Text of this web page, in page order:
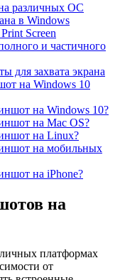
различных ОС
в Windows
Screen
и частичного
для захвата экрана
на Windows 10
на Windows 10?
на Mac OS?
на Linux?
на мобильных
на iPhone?
на
платформах
от